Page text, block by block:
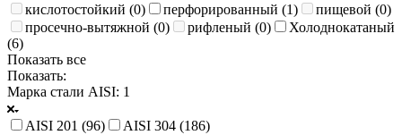
кислотостойкий (0) перфорированный (1) пищевой (0)
просечно-вытяжной (0) рифленый (0)
Холоднокатаный
(6)
Показать все
Показать:
Марка стали AISI: 1
AISI 201 (96) AISI 304 (186)